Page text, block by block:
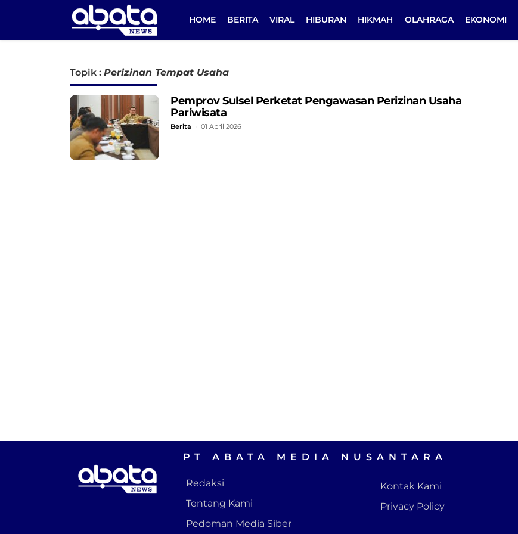
HOME BERITA VIRAL HIBURAN HIKMAH OLAHRAGA EKONOMI
Topik : Perizinan Tempat Usaha
Pemprov Sulsel Perketat Pengawasan Perizinan Usaha
Pariwisata
Berita 01 April 2026
PT ABATA MEDIA NUSANTARA
Redaksi
Tentang Kami
Pedoman Media Siber
Kontak Kami
Privacy Policy